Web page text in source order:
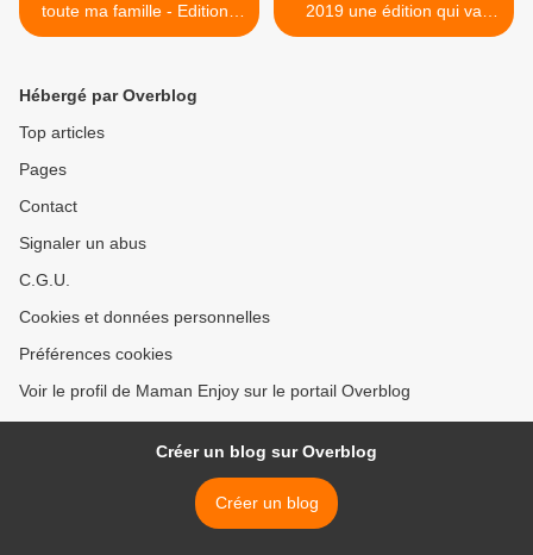
toute ma famille - Editions
Larousse
2019 une édition qui va
vous couper le souffle ! >
Hébergé par Overblog
Top articles
Pages
Contact
Signaler un abus
C.G.U.
Cookies et données personnelles
Préférences cookies
Voir le profil de Maman Enjoy sur le portail Overblog
Créer un blog sur Overblog
Créer un blog